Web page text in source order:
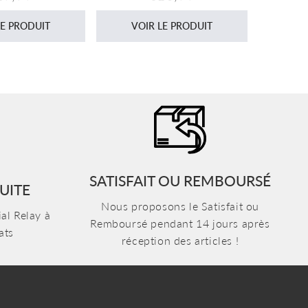
PRODUIT
régulier
VOIR LE PRODUIT
Relay à
SATISFAIT OU REMBOURSÉ
Nous proposons le Satisfait ou
Remboursé pendant 14 jours après
réception des articles !